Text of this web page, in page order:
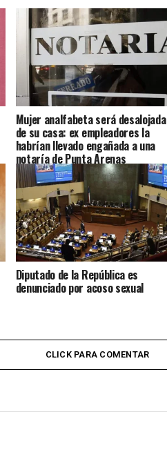
Mujer analfabeta será desalojada
de su casa: ex empleadores la
habrían llevado engañada a una
notaría de Punta Arenas
Diputado de la República es
denunciado por acoso sexual
CLICK PARA COMENTAR